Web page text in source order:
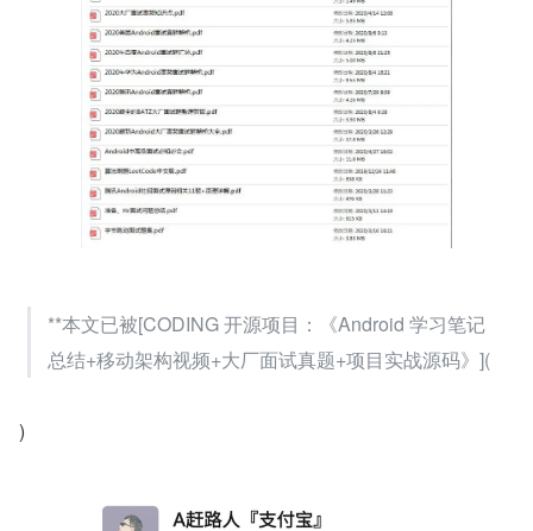
**本文已被[CODING 开源项目：《Android 学习笔记
总结+移动架构视频+大厂面试真题+项目实战源码》](
)